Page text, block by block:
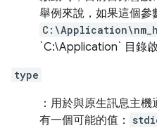
舉例來說，如果這個參
`C:\Application` 目錄啟
type
：用於與原生訊息主
有一個可能的值：